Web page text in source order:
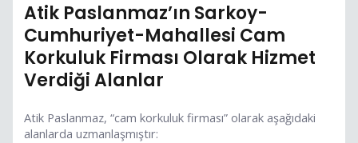
Atik Paslanmaz’ın Sarkoy-
Cumhuriyet-Mahallesi Cam
Korkuluk Firması Olarak Hizmet
Verdiği Alanlar
Atik Paslanmaz, “cam korkuluk firması” olarak aşağıdaki
alanlarda uzmanlaşmıştır: